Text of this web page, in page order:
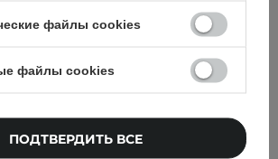
файлы cookies
файлы cookies
ПОДТВЕРДИТЬ ВСЕ